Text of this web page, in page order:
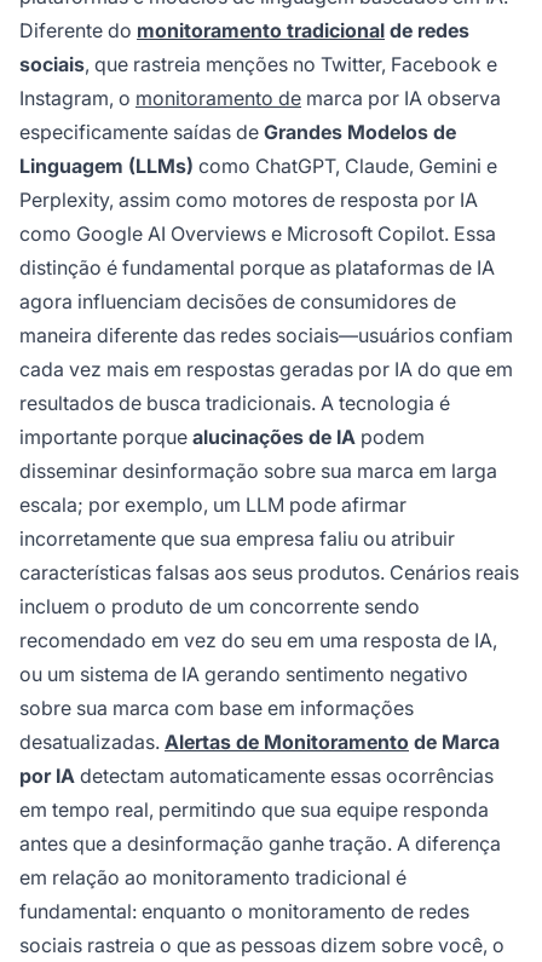
Diferente do monitoramento tradicional de redes
sociais, que rastreia menções no Twitter, Facebook e
Instagram, o monitoramento de marca por IA observa
especificamente saídas de Grandes Modelos de
Linguagem (LLMs) como ChatGPT, Claude, Gemini e
Perplexity, assim como motores de resposta por IA
como Google AI Overviews e Microsoft Copilot. Essa
distinção é fundamental porque as plataformas de IA
agora influenciam decisões de consumidores de
maneira diferente das redes sociais—usuários confiam
cada vez mais em respostas geradas por IA do que em
resultados de busca tradicionais. A tecnologia é
importante porque alucinações de IA podem
disseminar desinformação sobre sua marca em larga
escala; por exemplo, um LLM pode afirmar
incorretamente que sua empresa faliu ou atribuir
características falsas aos seus produtos. Cenários reais
incluem o produto de um concorrente sendo
recomendado em vez do seu em uma resposta de IA,
ou um sistema de IA gerando sentimento negativo
sobre sua marca com base em informações
desatualizadas. Alertas de Monitoramento de Marca
por IA detectam automaticamente essas ocorrências
em tempo real, permitindo que sua equipe responda
antes que a desinformação ganhe tração. A diferença
em relação ao monitoramento tradicional é
fundamental: enquanto o monitoramento de redes
sociais rastreia o que as pessoas dizem sobre você, o